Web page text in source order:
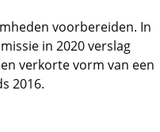
voorbereiden. In
in 2020 verslag
verkorte vorm van een
2016.